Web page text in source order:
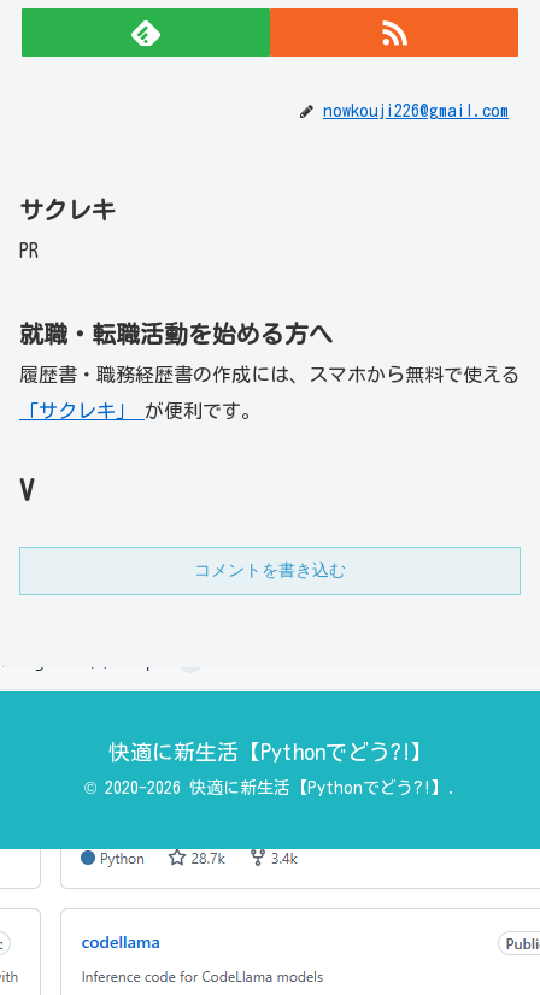
nowkouji226@gmail.com
サクレキ
PR
就職・転職活動を始める方へ
履歴書・職務経歴書の作成には、スマホから無料で使える
「サクレキ」 が便利です。
V
コメントを書き込む
快適に新生活【Pythonでどう?!】
© 2020-2026 快適に新生活【Pythonでどう?!】.